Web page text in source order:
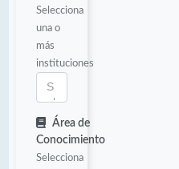
Selecciona
una o
más
instituciones
Área de
Conocimiento
Selecciona